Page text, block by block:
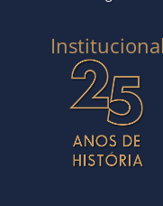
Institucional